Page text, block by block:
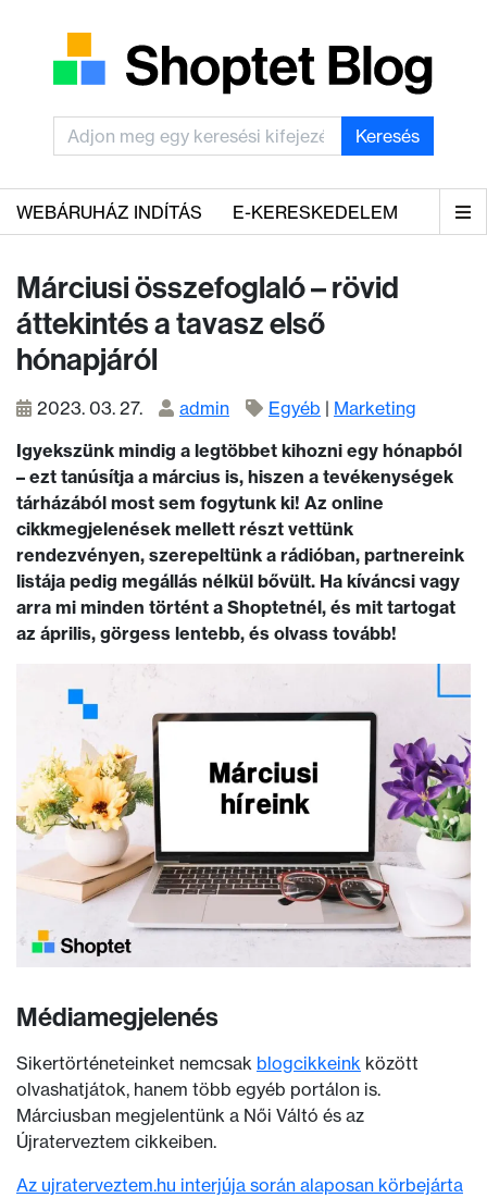
Keresés
WEBÁRUHÁZ INDÍTÁS E-KERESKEDELEM
Márciusi összefoglaló – rövid
áttekintés a tavasz első
hónapjáról
2023. 03. 27. admin Egyéb | Marketing
Igyekszünk mindig a legtöbbet kihozni egy hónapból
– ezt tanúsítja a március is, hiszen a tevékenységek
tárházából most sem fogytunk ki! Az online
cikkmegjelenések mellett részt vettünk
rendezvényen, szerepeltünk a rádióban, partnereink
listája pedig megállás nélkül bővült. Ha kíváncsi vagy
arra mi minden történt a Shoptetnél, és mit tartogat
az április, görgess lentebb, és olvass tovább!
Médiamegjelenés
Sikertörténeteinket nemcsak blogcikkeink között
olvashatjátok, hanem több egyéb portálon is.
Márciusban megjelentünk a Női Váltó és az
Újraterveztem cikkeiben.
Az ujraterveztem.hu interjúja során alaposan körbejárta